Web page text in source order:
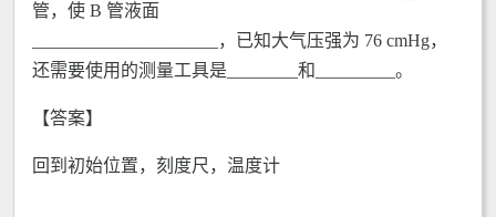
管，使 B 管液面
_____________________，已知大气压强为 76 cmHg，
还需要使用的测量工具是________和_________。
【答案】
回到初始位置，刻度尺，温度计